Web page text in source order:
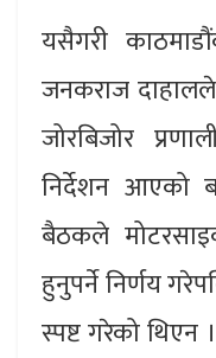
यसैगरी
जनकराज
जोरबिजोर
निर्देशन आएको
बैठकले
हुनुपर्ने निर्णय
स्पष्ट गरेको